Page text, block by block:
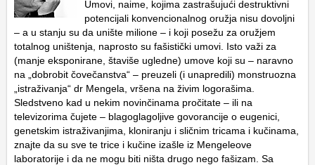
Umovi, naime, kojima zastrašujući destruktivni
potencijali konvencionalnog oružja nisu dovoljni
– a u stanju su da unište milione – i koji posežu za oružjem
totalnog uništenja, naprosto su fašistički umovi. Isto važi za
(manje eksponirane, štaviše ugledne) umove koji su – naravno
na „dobrobit čovečanstva“ – preuzeli (i unapredili) monstruozna
„istraživanja“ dr Mengela, vršena na živim logorašima.
Sledstveno kad u nekim novinčinama pročitate – ili na
televizorima čujete – blagoglagoljive govorancije o eugenici,
genetskim istraživanjima, kloniranju i sličnim tricama i kučinama,
znajte da su sve te trice i kučine izašle iz Mengeleove
laboratorije i da ne mogu biti ništa drugo nego fašizam. Sa